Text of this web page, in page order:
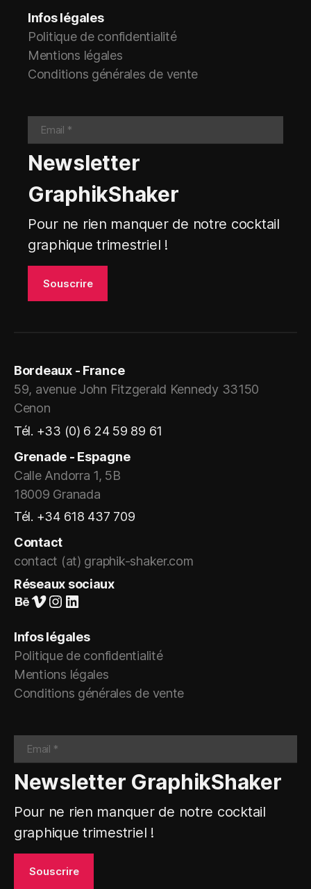
Infos légales
Politique de confidentialité
Mentions légales
Conditions générales de vente
Newsletter
GraphikShaker
Pour ne rien manquer de notre cocktail
graphique trimestriel !
Bordeaux - France
59, avenue John Fitzgerald Kennedy 33150
Cenon
Tél. +33 (0) 6 24 59 89 61
Grenade - Espagne
Calle Andorra 1, 5B
18009 Granada
Tél. +34 618 437 709
Contact
contact (at) graphik-shaker.com
Réseaux sociaux
Suivez-nous sur Behance
Vimeo
Instagram
LinkedIn
Infos légales
Politique de confidentialité
Mentions légales
Conditions générales de vente
Newsletter GraphikShaker
Pour ne rien manquer de notre cocktail
graphique trimestriel !